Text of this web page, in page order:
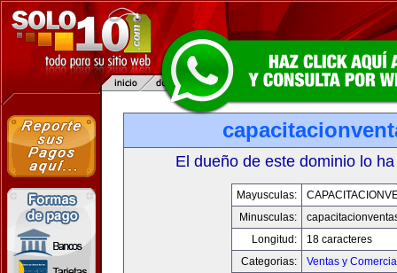
El dueño de este dominio lo
Mayusculas:
Minusculas:
Longitud:
18 caracteres
Categorias:
Ventas y